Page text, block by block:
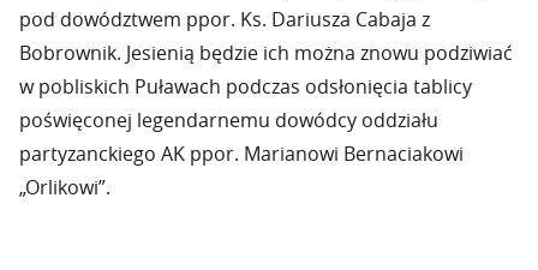
pod dowództwem ppor. Ks. Dariusza Cabaja z
Bobrownik. Jesienią będzie ich można znowu podziwiać
w pobliskich Puławach podczas odsłonięcia tablicy
poświęconej legendarnemu dowódcy oddziału
partyzanckiego AK ppor. Marianowi Bernaciakowi
„Orlikowi”.